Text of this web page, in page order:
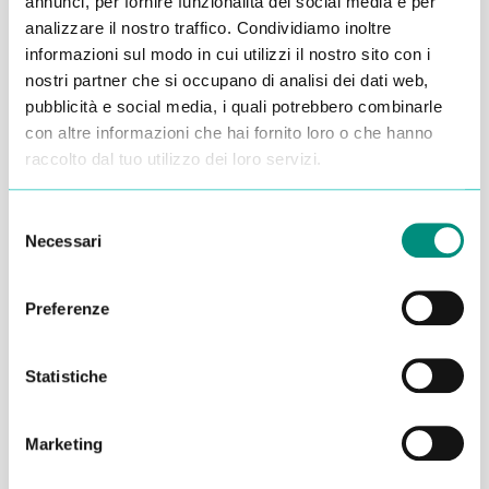
analizzare il nostro traffico. Condividiamo inoltre
informazioni sul modo in cui utilizzi il nostro sito con i
nostri partner che si occupano di analisi dei dati web,
pubblicità e social media, i quali potrebbero combinarle
con altre informazioni che hai fornito loro o che hanno
raccolto dal tuo utilizzo dei loro servizi.
delNecessari
Preferenze
Statistiche
Marketing
Alessandro Alfonsetti
Inserisci i tuoi dati qui, ti ricontatteremo